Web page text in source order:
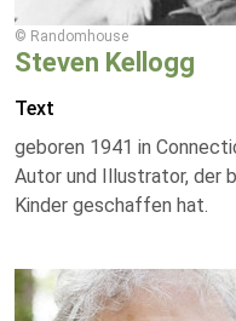
© Randomhouse
Steven Kellogg
Text
geboren 1941 in
Autor und Illustrator, der
Kinder geschaffen hat.